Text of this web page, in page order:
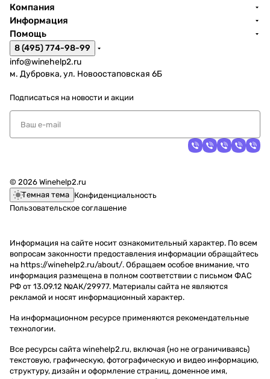
Компания
Информация
Помощь
8 (495) 774-98-99
info@winehelp2.ru
м. Дубровка, ул. Новоостаповская 6Б
Подписаться на новости и акции
© 2026 Winehelp2.ru
Темная тема Конфиденциальность
Пользовательское соглашение
Информация на сайте носит ознакомительный характер. По всем
вопросам законности предоставления информации обращайтесь
на https://winehelp2.ru/about/. Обращаем особое внимание, что
информация размещена в полном соответствии с письмом ФАС
РФ от 13.09.12 №АК/29977. Материалы сайта не являются
рекламой и носят информационный характер.
На информационном ресурсе применяются рекомендательные
технологии.
Все ресурсы сайта winehelp2.ru, включая (но не ограничиваясь)
текстовую, графическую, фотографическую и видео информацию,
структуру, дизайн и оформление страниц, доменное имя,